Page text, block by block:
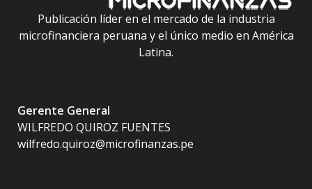
Publicación líder en el mercado de la industria
microfinanciera peruana y el único medio en América
Latina.
Gerente General
WILFREDO QUIROZ FUENTES
wilfredo.quiroz@microfinanzas.pe